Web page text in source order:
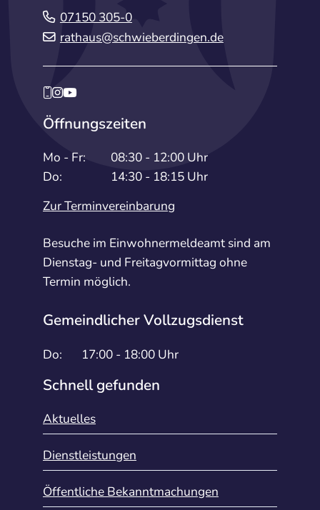
07150 305-0
rathaus@schwieberdingen.de
Öffnungszeiten
Mo - Fr:
08:30 - 12:00 Uhr
Do:
14:30 - 18:15 Uhr
Zur Terminvereinbarung
Besuche im Einwohnermeldeamt sind am
Dienstag- und Freitagvormittag ohne
Termin möglich.
Gemeindlicher Vollzugsdienst
Do: 17:00 - 18:00 Uhr
Schnell gefunden
Aktuelles
Dienstleistungen
Öffentliche Bekanntmachungen